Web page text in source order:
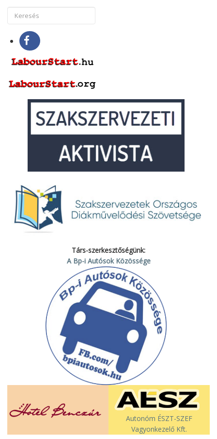
Társ-szerkesztőségünk:
A Bp-i Autósok Közössége
Autonóm ÉSZT-SZEF
Vagyonkezelő Kft.